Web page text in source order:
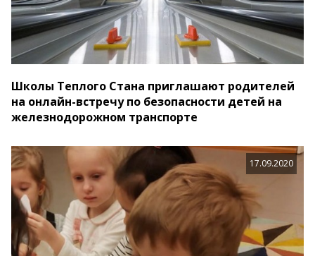
Школы Теплого Стана приглашают родителей
на онлайн-встречу по безопасности детей на
железнодорожном транспорте
17.09.2020